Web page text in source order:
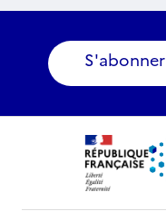
S'abonner